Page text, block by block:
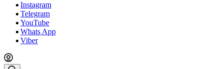
Instagram
Telegram
YouTube
Whats App
Viber